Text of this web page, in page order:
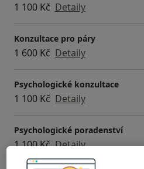
1 100 Kč Detaily
Konzultace pro páry
1 600 Kč Detaily
Psychologické konzultace
1 100 Kč Detaily
Psychologické poradenství
1 100 Kč Detaily